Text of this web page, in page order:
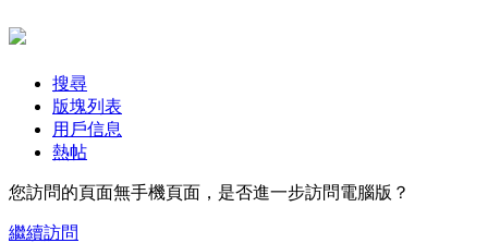
搜尋
版塊列表
用戶信息
熱帖
您訪問的頁面無手機頁面，是否進一步訪問電腦版？
繼續訪問